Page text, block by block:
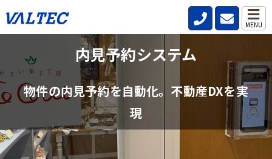
MENU
内見予約システム
物件の内見予約を自動化。不動産DXを実
現
不動産管理会社と仲介会社の内見確認の
手間を削減
賃貸物件の空状況をリアルタイムで確認。電話、FAXの手間をなくし